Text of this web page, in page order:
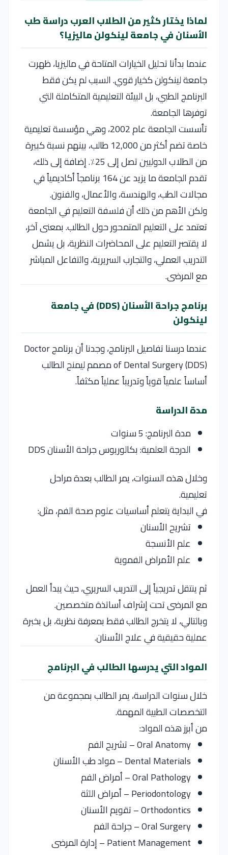
لماذا يختار كثير من الطلاب العرب دراسة طب
الأسنان في جامعة لينكولن ماليزيا؟
عندما بدأنا تحليل الخيارات المتاحة في ماليزيا، ظهرت
جامعة لينكولن كخيار قوي. السبب لم يكن فقط
البرنامج الطبي، بل البيئة التعليمية المتكاملة التي
توفرها الجامعة.
تأسست الجامعة عام 2002، وهي مؤسسة تعليمية
خاصة تضم أكثر من 12,000 طالب، بينهم نسبة كبيرة
من الطلاب الدوليين تصل إلى 25٪. إضافة إلى ذلك،
تقدم الجامعة ما يزيد عن 164 برنامجاً أكاديمياً في
مجالات الطب، والهندسة، والأعمال، والفنون.
ولكن الأهم من ذلك أن فلسفة التعليم في الجامعة
تعتمد على التعليم المتمحور حول الطالب. بمعنى آخر،
لا يقتصر التعليم على المحاضرات النظرية، بل يشمل
التدريب العملي، والتجارب السريرية، والتفاعل المباشر
مع المرضى.
برنامج جراحة الأسنان (DDS) في جامعة
لينكولن
عندما درسنا تفاصيل البرنامج، وجدنا أن برنامج Doctor
of Dental Surgery (DDS) مصمم ليمنح الطالب
أساساً علمياً قوياً وتدريباً عملياً مكثفاً.
مدة الدراسة
مدة البرنامج: 5 سنوات
الدرجة العلمية: بكالوريوس جراحة الأسنان DDS
وخلال هذه السنوات، يمر الطالب بعدة مراحل
تعليمية.
في البداية يتعلم أساسيات علوم صحة الفم، مثل:
تشريح الأسنان
علم الأنسجة
علم الأمراض الفموية
ثم ينتقل تدريجياً إلى التدريب السريري، حيث يبدأ العمل
مع المرضى تحت إشراف أساتذة متخصصين.
وبالتالي، لا يتخرج الطالب فقط بمعرفة نظرية، بل بخبرة
عملية حقيقية في علاج الأسنان.
المواد التي يدرسها الطالب في البرنامج
خلال سنوات الدراسة، يمر الطالب بمجموعة من
التخصصات الطبية المهمة.
من أبرز هذه المواد:
Oral Anatomy – تشريح الفم
Dental Materials – مواد طب الأسنان
Oral Pathology – أمراض الفم
Periodontology – أمراض اللثة
Orthodontics – تقويم الأسنان
Oral Surgery – جراحة الفم
Patient Management – إدارة المرضى